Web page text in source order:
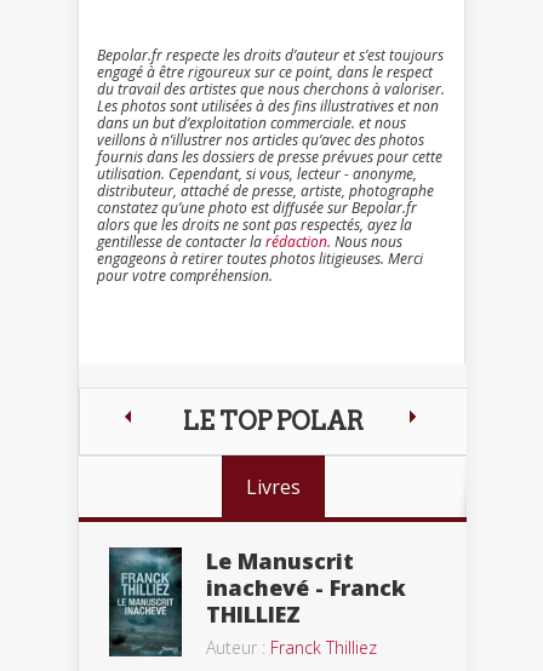
Bepolar.fr respecte les droits d’auteur et s’est toujours
engagé à être rigoureux sur ce point, dans le respect
du travail des artistes que nous cherchons à valoriser.
Les photos sont utilisées à des fins illustratives et non
dans un but d’exploitation commerciale. et nous
veillons à n’illustrer nos articles qu’avec des photos
fournis dans les dossiers de presse prévues pour cette
utilisation. Cependant, si vous, lecteur - anonyme,
distributeur, attaché de presse, artiste, photographe
constatez qu’une photo est diffusée sur Bepolar.fr
alors que les droits ne sont pas respectés, ayez la
gentillesse de contacter larédaction. Nous nous
engageons à retirer toutes photos litigieuses. Merci
pour votre compréhension.
LE TOP POLAR
Livres
Le Manuscrit
inachevé - Franck
THILLIEZ
Auteur : Franck Thilliez